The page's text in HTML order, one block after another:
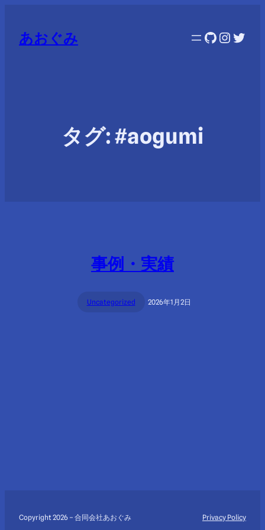
あおぐみ GitHub
タグ:#aogumi
事例・実績
Uncategorized 2026年1月2日
Copyright 2026 – 合同会社あおぐみ Privacy Policy